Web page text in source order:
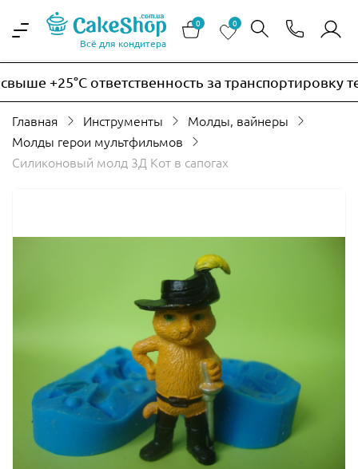
Всё для кондитера
0 0
+25°C ответственность за транспортировку
Главная Инструменты
Молды, вайнеры
Молды герои мультфильмов
Силиконовый молд 3Д Кот в сапогах